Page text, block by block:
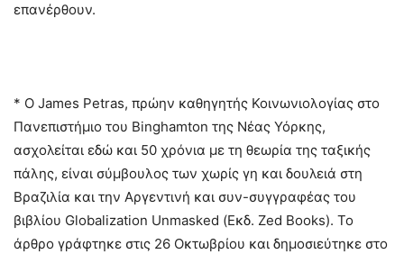
επανέρθουν.
* Ο James Petras, πρώην καθηγητής Κοινωνιολογίας στο
Πανεπιστήμιο του Binghamton της Νέας Υόρκης,
ασχολείται εδώ και 50 χρόνια με τη θεωρία της ταξικής
πάλης, είναι σύμβουλος των χωρίς γη και δουλειά στη
Βραζιλία και την Αργεντινή και συν-συγγραφέας του
βιβλίου Globalization Unmasked (Εκδ. Zed Books). Το
άρθρο γράφτηκε στις 26 Οκτωβρίου και δημοσιεύτηκε στο